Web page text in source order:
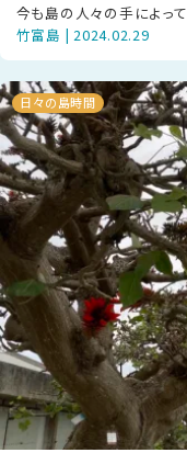
今も島の人々の手によっ
ンサーを代表するのが、平
竹富島 | 2024.02.29
日々の島時間